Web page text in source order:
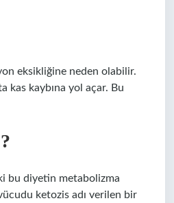
eksikliğine neden olabilir.
kas kaybına yol açar. Bu
bu diyetin metabolizma
ketozis adı verilen bir